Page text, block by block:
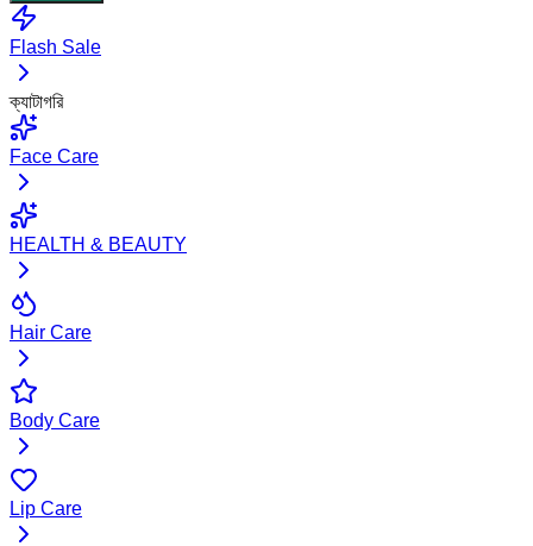
Flash Sale
ক্যাটাগরি
Face Care
HEALTH & BEAUTY
Hair Care
Body Care
Lip Care